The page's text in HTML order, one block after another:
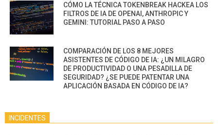
CÓMO LA TÉCNICA TOKENBREAK HACKEA LOS
FILTROS DE IA DE OPENAI, ANTHROPIC Y
GEMINI: TUTORIAL PASO A PASO
COMPARACIÓN DE LOS 8 MEJORES
ASISTENTES DE CÓDIGO DE IA: ¿UN MILAGRO
DE PRODUCTIVIDAD O UNA PESADILLA DE
SEGURIDAD? ¿SE PUEDE PATENTAR UNA
APLICACIÓN BASADA EN CÓDIGO DE IA?
INCIDENTES